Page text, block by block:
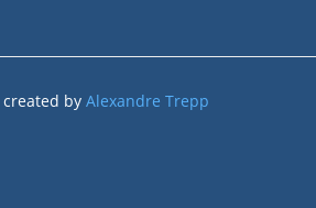
by Alexandre Trepp